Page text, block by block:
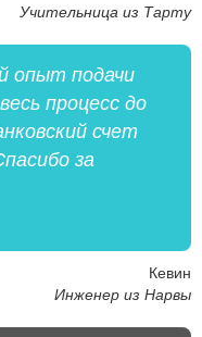
Учительница из Тарту
опыт подачи
процесс до
счет
за
Кевин
Инженер из Нарвы